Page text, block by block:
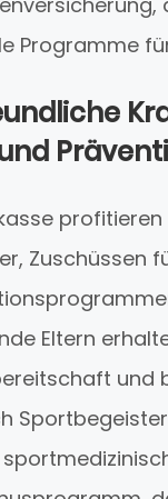
Programme
Eltern
und